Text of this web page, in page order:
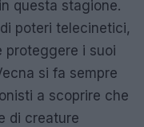
questa stagione.
poteri telecinetici,
proteggere i suoi
si fa sempre
a scoprire che
di creature